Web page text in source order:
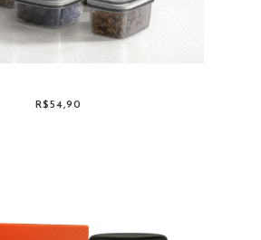
R$54,90